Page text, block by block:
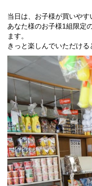
当日は、お子様が買いやす
あなた様のお子様1組限定
ます。
きっと楽しんでいただける